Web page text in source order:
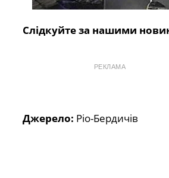
Слідкуйте за нашими
РЕКЛАМА
Джерело: Ріо-Бердичів